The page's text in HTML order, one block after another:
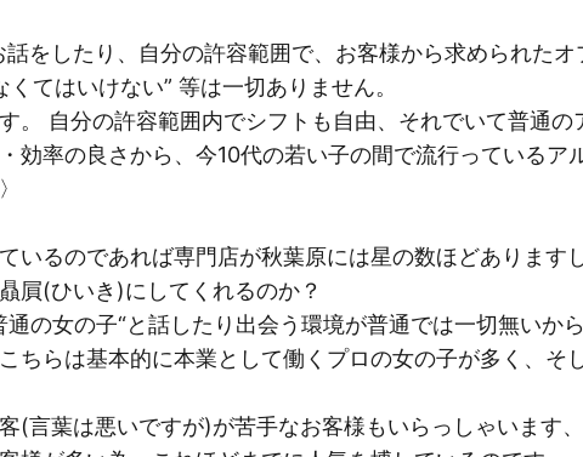
をしたり、自分の許容範囲で、お客様から求められたオ
はいけない” 等は一切ありません。
。 自分の許容範囲内でシフトも自由、それでいて普通
効率の良さから、今10代の若い子の間で流行っているア
いるのであれば専門店が秋葉原には星の数ほどあります
屓(ひいき)にしてくれるのか？
の女の子“と話したり出会う環境が普通では一切無いから
ちらは基本的に本業として働くプロの女の子が多く、そ
(言葉は悪いですが)が苦手なお客様もいらっしゃいます